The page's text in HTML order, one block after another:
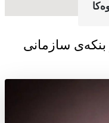
سازمانی